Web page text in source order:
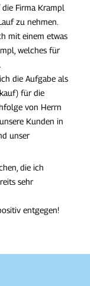
Firma Krampl
zu nehmen.
mit einem etwas
welches für
die Aufgabe als
für die
von Herrn
Kunden in
unser
die ich
sehr
entgegen!